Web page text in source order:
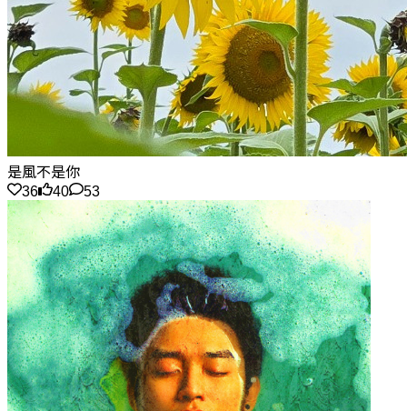
是風不是你
36
40 53